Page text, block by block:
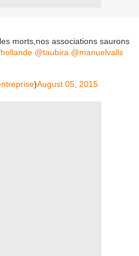
morts,nos associations saurons
@taubira @manuelvalls
)August 05, 2015